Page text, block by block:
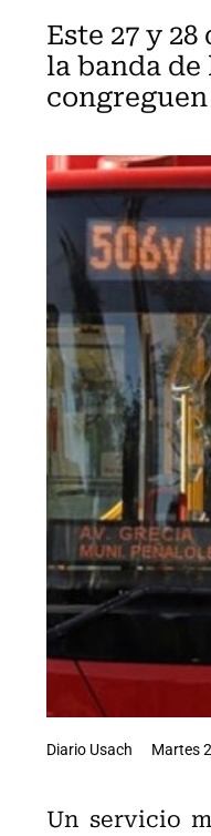
Este 27 y
la banda de
Diario Usach Martes
Un servicio